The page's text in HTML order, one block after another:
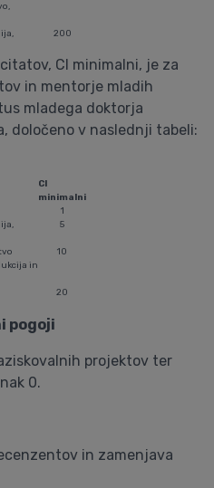
200
CI minimalni, je za
in mentorje mladih
mladega doktorja
določeno v naslednji tabeli:
CI
minimalni
1
5
in
10
20
pogoji
projektov ter
0.
in zamenjava